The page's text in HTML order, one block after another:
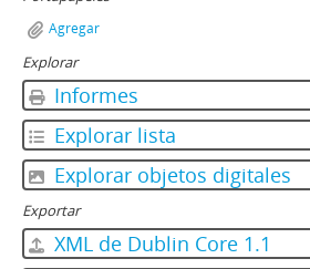
Agregar
Explorar
Informes
Explorar lista
Explorar objetos digitales
Exportar
XML de Dublin Core 1.1